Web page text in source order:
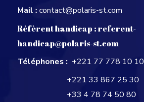
Mail : contact@polaris-st.com
Réfèrent handicap :referent-
handicap@polaris-st.com
Téléphones : +221 77 778 10 10
+221 33 867 25 30
+33 4 78 74 50 80